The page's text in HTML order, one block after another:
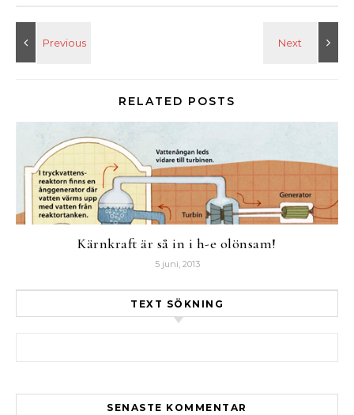
RELATED POSTS
Kärnkraft är så in i h-e olönsam!
5 juni, 2013
TEXT SÖKNING
SENASTE KOMMENTAR